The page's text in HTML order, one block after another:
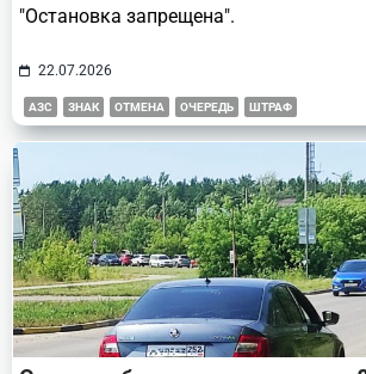
"Остановка запрещена".
22.07.2026
АЗС ЗНАК ОТМЕНА ОЧЕРЕДЬ ШТРАФ